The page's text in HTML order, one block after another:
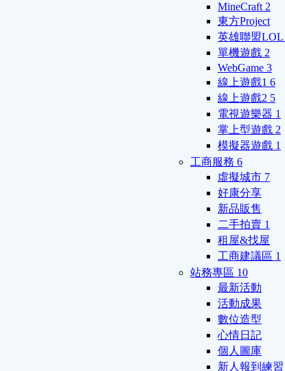
MineCraft 2
東方Project
英雄聯盟LOL
單機遊戲 2
WebGame 3
線上遊戲1 6
線上遊戲2 5
電視遊樂器 1
掌上型遊戲 2
模擬器遊戲 1
工商服務 6
虛擬城市 7
好康分享
新品販售
二手拍賣 1
租屋&找屋
工商建議區 1
站務專區 10
最新活動
活動成果
數位造型
心情日記
個人圖庫
新人報到練習